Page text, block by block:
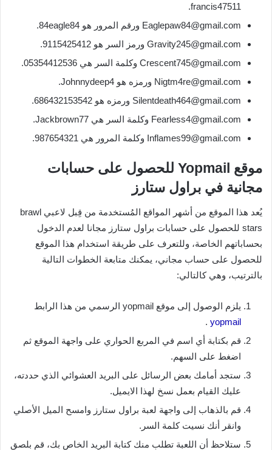
francis47511.
Eaglepaw84@gmail.com ورقم المرور هو 84eagle84.
Gravity245@gmail.com ورمز السر هو 9115425412.
Crescent745@gmail.com وكلمة السر هي 05354412536.
Nigtm4re@gmail.com ورمزه هو Johnnydeep4.
Silentdeath464@gmail.com ورمزه هو 686432153542.
Fearless4@gmail.com وكلمة السر هي Jackbrown77.
Inflames99@gmail.com وكلمة المرور هي 987654321.
موقع Yopmail للحصول على حسابات
مجانية في براول ستارز
يُعد هذا الموقع من أشهر المواقع المُستخدمة من قِبل لاعبي brawl
stars للحصول على حسابات براول ستارز مجانا لعدم الدخول
بحساباتهم الخاصة، وللتعرف على طريقة استخدام هذا الموقع
للحصول على حساب مجاني، يمكنك متابعة الخطوات التالية
بالترتيب، وهي كالتالي:
يلزم الوصول إلى موقع yopmail الرسمي من هذا الرابط
yopmail
.
قم بكتابة أي اسم في المربع الحواري على واجهة الموقع ثم
اضغط على السهم.
ستجد أمامك بعض الرسائل على البريد العشوائي الذي حددته،
عليك القيام بعمل نسخ لهذا الايميل.
قم بالذهاب إلى واجهة لعبة براول ستارز وامسح الميل الأصلي
وانقر أنك نسيت كلمة السر.
ستلاحظ أن اللعبة تطلب منك كتابة البريد الخاص بك، قم بلصق